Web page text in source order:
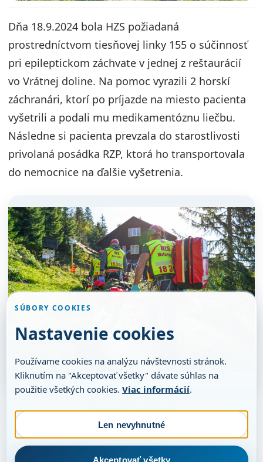
Dňa 18.9.2024 bola HZS požiadaná
prostredníctvom tiesňovej linky 155 o súčinnosť
pri epileptickom záchvate v jednej z reštaurácií
vo Vrátnej doline. Na pomoc vyrazili 2 horskí
záchranári, ktorí po príjazde na miesto pacienta
vyšetrili a podali mu medikamentóznu liečbu.
Následne si pacienta prevzala do starostlivosti
privolaná posádka RZP, ktorá ho transportovala
do nemocnice na ďalšie vyšetrenia.
ilustračný obrázok
SÚBORY COOKIES
Nastavenie cookies
Používame cookies na analýzu návštevnosti stránok.
Kliknutím na "Akceptovať všetky" dávate súhlas na
použitie všetkých cookies. Viac informácií.
Len nevyhnutné
Akceptovať všetky